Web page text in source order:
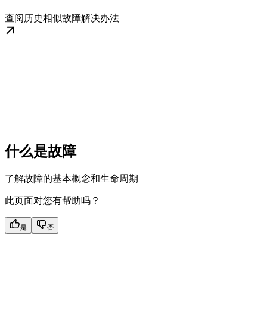
查阅历史相似故障解决办法
什么是故障
了解故障的基本概念和生命周期
此页面对您有帮助吗？
是 否